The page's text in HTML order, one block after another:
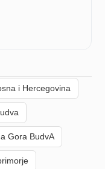
i Hercegovina
Gora BudvA